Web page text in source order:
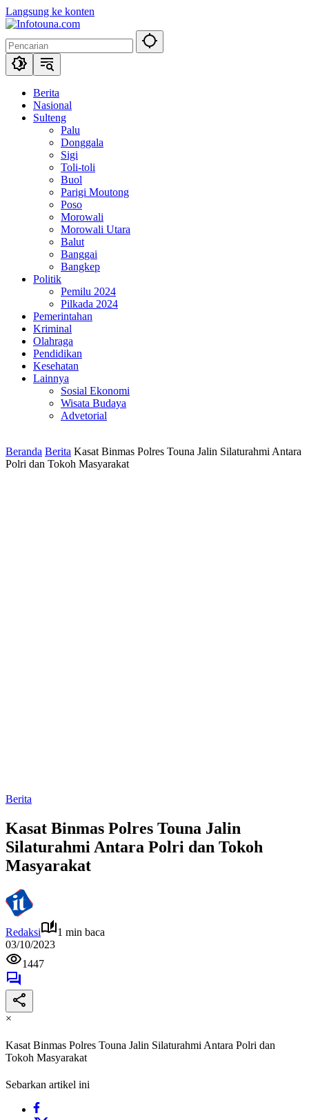
Langsung ke konten
Berita
Nasional
Sulteng
Palu
Donggala
Sigi
Toli-toli
Buol
Parigi Moutong
Poso
Morowali
Morowali Utara
Balut
Banggai
Bangkep
Politik
Pemilu 2024
Pilkada 2024
Pemerintahan
Kriminal
Olahraga
Pendidikan
Kesehatan
Lainnya
Sosial Ekonomi
Wisata Budaya
Advetorial
Beranda Berita Kasat Binmas Polres Touna Jalin Silaturahmi Antara
Polri dan Tokoh Masyarakat
Berita
Kasat Binmas Polres Touna Jalin
Silaturahmi Antara Polri dan Tokoh
Masyarakat
Redaksi
1 min baca
03/10/2023
1447
×
Kasat Binmas Polres Touna Jalin Silaturahmi Antara Polri dan
Tokoh Masyarakat
Sebarkan artikel ini